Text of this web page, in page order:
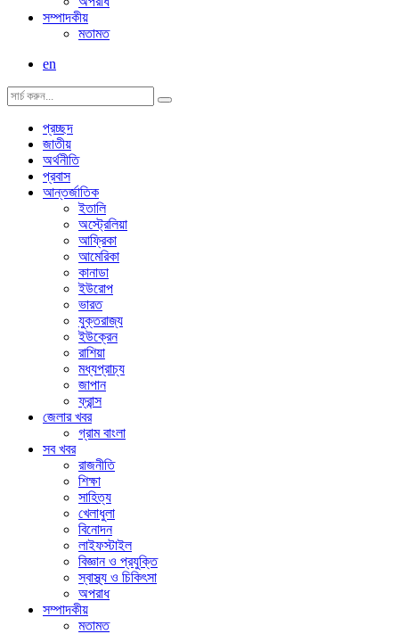
সম্পাদকীয়
মতামত
en
প্রচ্ছদ
জাতীয়
অর্থনীতি
প্রবাস
আন্তর্জাতিক
ইতালি
অস্ট্রেলিয়া
আফ্রিকা
আমেরিকা
কানাডা
ইউরোপ
ভারত
যুক্তরাজ্য
ইউক্রেন
রাশিয়া
মধ্যপ্রাচ্য
জাপান
ফ্রান্স
জেলার খবর
গ্রাম বাংলা
সব খবর
রাজনীতি
শিক্ষা
সাহিত্য
খেলাধুলা
বিনোদন
লাইফস্টাইল
বিজ্ঞান ও প্রযুক্তি
স্বাস্থ্য ও চিকিৎসা
অপরাধ
সম্পাদকীয়
মতামত